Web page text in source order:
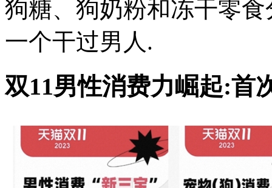
狗糖、狗奶粉和冻干零食
一个干过男人.
双11男性消费力崛起:首